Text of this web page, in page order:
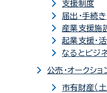
支援制度
届出・手続き
産業支援施
起業支援・
なるとビジ
公売・オークショ
市有財産（土